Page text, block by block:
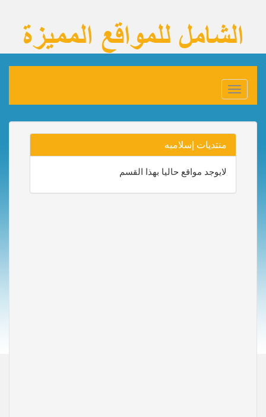
Toggle
navigation
منتديات إسلاميه
لايوجد مواقع حاليا بهذا القسم